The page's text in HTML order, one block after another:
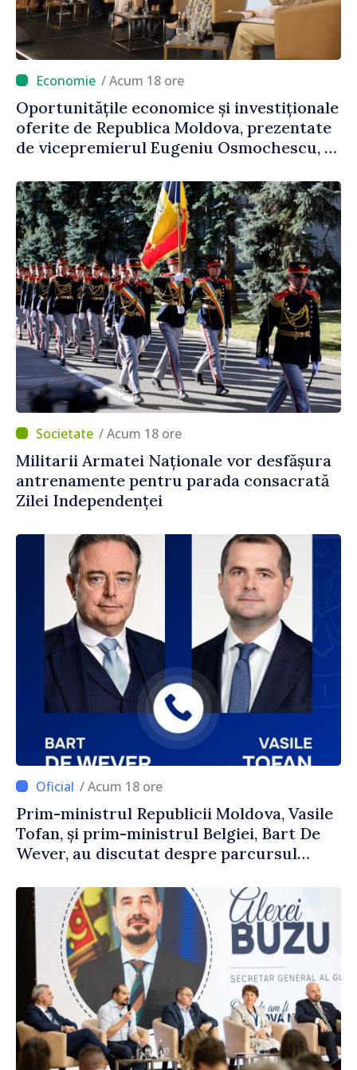
/ Acum 18 ore
Oportunitățile economice și investiționale
oferite de Republica Moldova, prezentate
de vicepremierul Eugeniu Osmochescu, la
/ Acum 18 ore
Militarii Armatei Naționale vor desfășura
antrenamente pentru parada consacrată
Zilei Independenței
/ Acum 18 ore
Prim-ministrul Republicii Moldova, Vasile
Tofan, și prim-ministrul Belgiei, Bart De
Wever, au discutat despre parcursul